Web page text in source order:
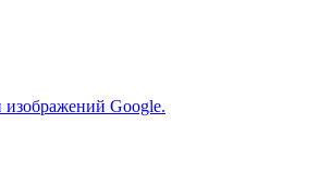
изображений Google.